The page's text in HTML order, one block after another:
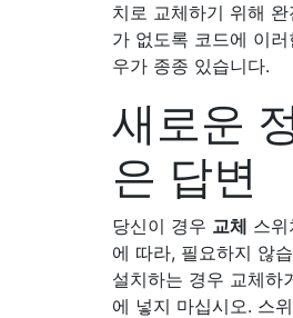
치로 교체하기 위해
가 없도록 코드에 이
우가 종종 있습니다.
새로운
은 답변
당신이 경우 교체 스
에 따라, 필요하지 않
설치하는 경우 교체하
에 넣지 마십시오. 스